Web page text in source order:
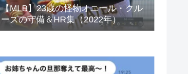
【MLB】23歳の怪物オニール・クル
ーズの守備＆HR集（2022年）